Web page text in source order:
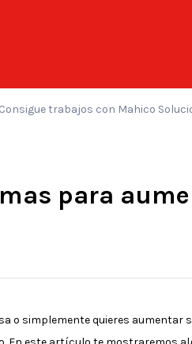
Consigue trabajos con Mahico
para
o simplemente quieres aumentar